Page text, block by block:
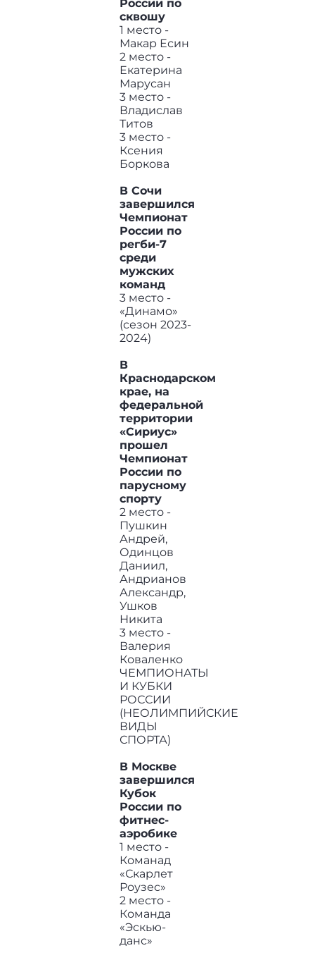
России по
сквошу
1 место -
Макар Есин
2 место -
Екатерина
Марусан
3 место -
Владислав
Титов
3 место -
Ксения
Боркова
В Сочи
завершился
Чемпионат
России по
регби-7
среди
мужских
команд
3 место -
«Динамо»
(сезон 2023-
2024)
В
Краснодарском
крае, на
федеральной
территории
«Сириус»
прошел
Чемпионат
России по
парусному
спорту
2 место -
Пушкин
Андрей,
Одинцов
Даниил,
Андрианов
Александр,
Ушков
Никита
3 место -
Валерия
Коваленко
ЧЕМПИОНАТЫ
И КУБКИ
РОССИИ
(НЕОЛИМПИЙСКИЕ
ВИДЫ
СПОРТА)
В Москве
завершился
Кубок
России по
фитнес-
аэробике
1 место -
Команад
«Скарлет
Роузес»
2 место -
Команда
«Эскью-
данс»